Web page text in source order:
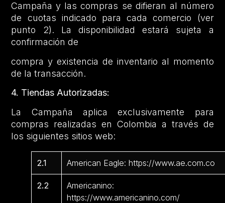
Campaña y las compras se difieran al número
de cuotas indicado para cada comercio (ver
punto 2). La disponibilidad estará sujeta a
confirmación de
compra y existencia de inventario al momento
de la transacción.
4. Tiendas Autorizadas:
La Campaña aplica exclusivamente para
compras realizadas en Colombia a través de
los siguientes sitios web:
2.1 American Eagle: https://www.ae.com.co
2.2
Americanino:
https://www.americanino.com/